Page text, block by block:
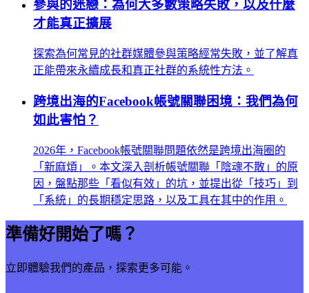
參與的迷戀：為何大多數策略失敗，以及什麼
才能真正擴展
探索為何常見的社群媒體參與策略經常失敗，並了解真
正能帶來永續成長和真正社群的系統性方法。
跨境出海的Facebook帳號關聯困境：我們為何
如此害怕？
2026年，Facebook帳號關聯問題依然是跨境出海圈的
「新麻煩」。本文深入剖析帳號關聯「陰魂不散」的原
因，盤點那些「看似有效」的坑，並提出從「技巧」到
「系統」的長期穩定思路，以及工具在其中的作用。
準備好開始了嗎？
立即體驗我們的產品，探索更多可能。